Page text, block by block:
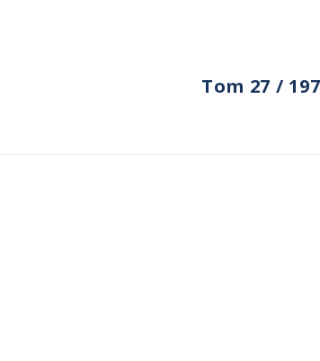
Tom 27 /